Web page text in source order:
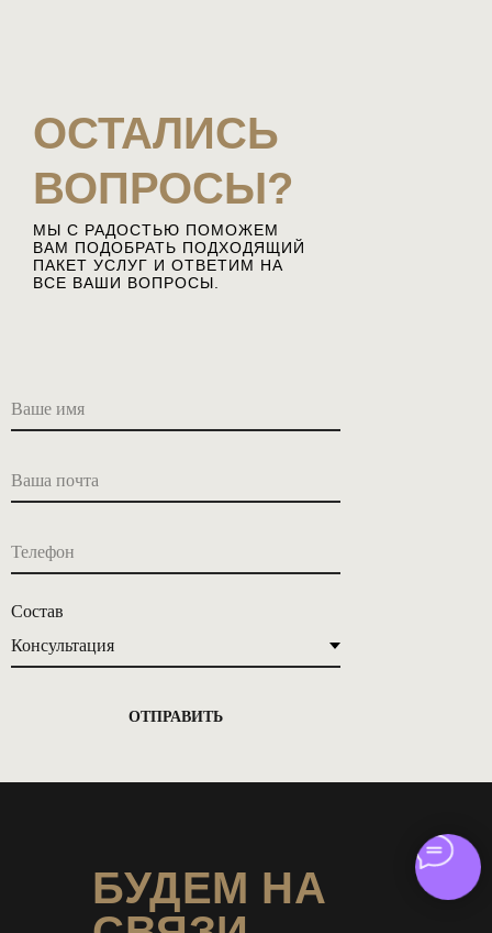
ОСТАЛИСЬ
ВОПРОСЫ?
МЫ С РАДОСТЬЮ ПОМОЖЕМ
ВАМ ПОДОБРАТЬ ПОДХОДЯЩИЙ
ПАКЕТ УСЛУГ И ОТВЕТИМ НА
ВСЕ ВАШИ ВОПРОСЫ.
Ваше имя
Ваша почта
Телефон
Состав
ОТПРАВИТЬ
БУДЕМ НА